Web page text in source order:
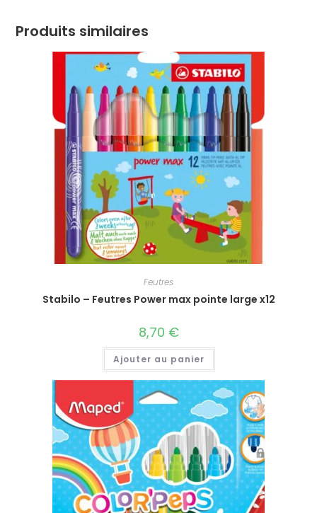
Produits similaires
Feutres
Stabilo – Feutres Power max pointe large x12
8,70 €
Ajouter au panier